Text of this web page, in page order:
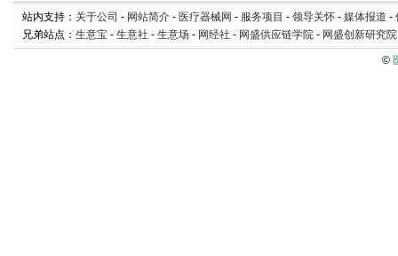
站内支持： 关于公司 - 网站简介 - 医疗器械网 - 服务项目 - 领导关怀 - 媒体报道 -
兄弟站点： 生意宝 - 生意社 - 生意场 - 网经社 - 网盛供应链学院 - 网盛创新研究院
©